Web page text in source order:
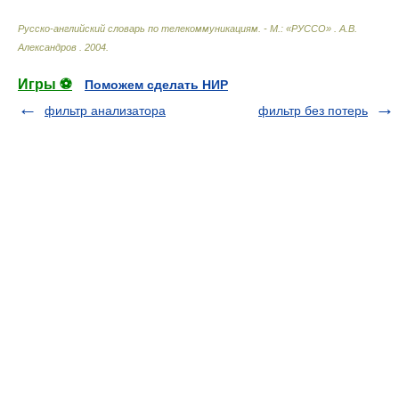
Русско-английский словарь по телекоммуникациям. - М.: «РУССО»
А.В.
Александров
2004
Игры ⚽
Поможем сделать НИР
фильтр анализатора
фильтр без потерь